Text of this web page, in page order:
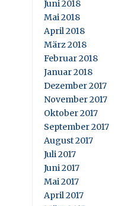
Juni 2018
Mai 2018
April 2018
März 2018
Februar 2018
Januar 2018
Dezember 2017
November 2017
Oktober 2017
September 2017
August 2017
Juli 2017
Juni 2017
Mai 2017
April 2017